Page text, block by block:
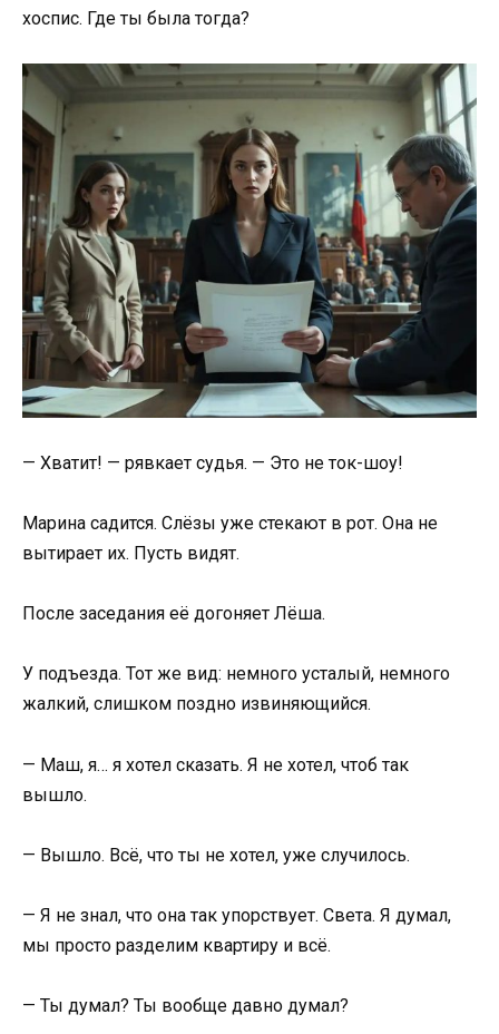
хоспис. Где ты была тогда?
— Хватит! — рявкает судья. — Это не ток-шоу!
Марина садится. Слёзы уже стекают в рот. Она не
вытирает их. Пусть видят.
После заседания её догоняет Лёша.
У подъезда. Тот же вид: немного усталый, немного
жалкий, слишком поздно извиняющийся.
— Маш, я… я хотел сказать. Я не хотел, чтоб так
вышло.
— Вышло. Всё, что ты не хотел, уже случилось.
— Я не знал, что она так упорствует. Света. Я думал,
мы просто разделим квартиру и всё.
— Ты думал? Ты вообще давно думал?